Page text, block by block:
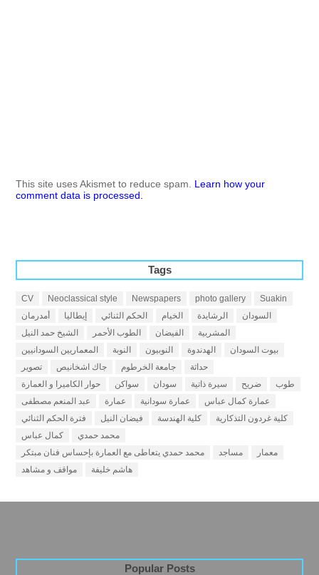
This site uses Akismet to reduce spam. Learn how your
comment data is processed.
Tags
CV Neoclassical style Newspapers photo gallery
Suakin
أمدرمان
إيطاليا الحكم الثنائي الخيام الرشايدة
السودان
الشيخ حمد النيل
الطوب الأحمر الفيضان
المشربية
المعماريين السودانيين
النوبة النوبيون الهدندوة
بيوت السودان
تصوير
جاك اشخانيص جامعة الخرطوم
حداثة
حوار الكاميرا و العمارة
سواكن سودان سيرة ذاتية ضريح
طوب
عبد المنعم مصطفى
عمارة عمارة سودانية
عمارة كمال عباس
فترة الحكم الثنائي
فيضان النيل كلية الهندسة
كلية غردون التذكارية
كمال عباس
محمد حمدي
محمد حمدي يتعاطى مع العمارة بإحساس فنان مبتكر
مساجد
معمار
مواقف و مشاهد
هاشم خليفة
Popular Posts